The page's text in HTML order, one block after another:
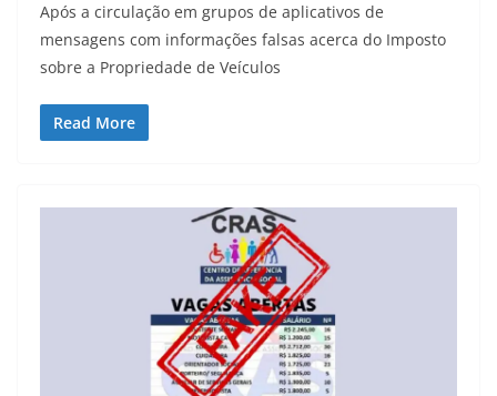
Após a circulação em grupos de aplicativos de
mensagens com informações falsas acerca do Imposto
sobre a Propriedade de Veículos
Read More